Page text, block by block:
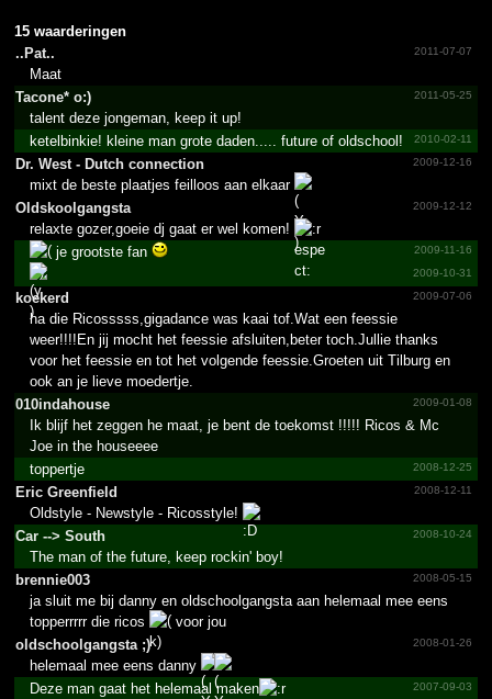
15 waarderingen
..Pat..
2011-07-07
Maat
Tacone* o:)
2011-05-25
talent deze jongeman, keep it up!
2010-02-11
ketelbinkie! kleine man grote daden..... future of oldschool!
Dr.­ West - Dutch connection
2009-12-16
mixt de beste plaatjes feilloos aan elkaar
Oldsko­olgang­sta
2009-12-12
relaxte gozer,goeie dj gaat er wel komen!
2009-11-16
je grootste fan
2009-10-31
koekerd 2009-07-06
ha die Ricosssss,gigadance was kaai tof.Wat een feessie
weer!!!!En jij mocht het feessie afsluiten,beter toch.Jullie thanks
voor het feessie en tot het volgende feessie.Groeten uit Tilburg en
ook an je lieve moedertje.
010indahouse
2009-01-08
Ik blijf het zeggen he maat, je bent de toekomst !!!!! Ricos & Mc
Joe in the houseeee
2008-12-25
toppertje
Eric Greenfield
2008-12-11
Oldstyle - Newstyle - Ricosstyle!
Car --> South
2008-10-24
The man of the future, keep rockin' boy!
brennie003
2008-05-15
ja sluit me bij danny en oldschoolgangsta aan helemaal mee eens
topperrrrr die ricos
voor jou
oldsch­oolgan­gsta ;­)
2008-01-26
helemaal mee eens danny
2007-09-03
Deze man gaat het helemaal maken